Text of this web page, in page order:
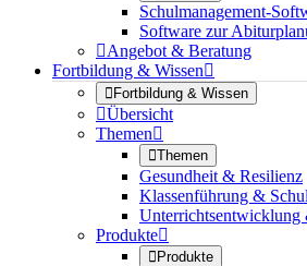
Schulmanagement-
Software zur
Angebot & Beratung
Fortbildung & Wissen
Fortbildung & Wissen
Übersicht
Themen
Themen
Gesundheit & Resilienz
Klassenführung &
Produkte
Produkte